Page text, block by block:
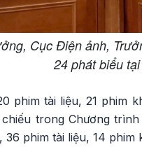
Cục Điện ảnh,
24 phát biểu
phim tài liệu, 21 phim
trong Chương
phim tài liệu, 14 phim